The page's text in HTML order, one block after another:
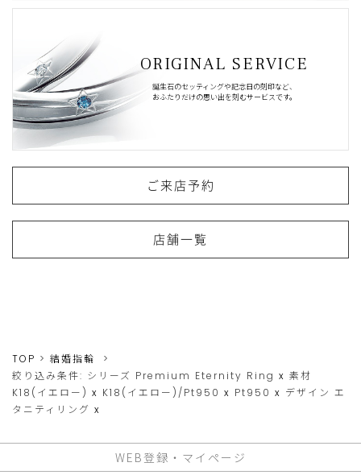
ORIGINAL SERVICE
誕生石のセッティングや記念日の刻印など、
おふたりだけの思い出を刻むサービスです。
ご来店予約
店舗一覧
TOP
結婚指輪
絞り込み条件: シリーズ Premium Eternity Ring x 素材
K18(イエロー) x K18(イエロー)/Pt950 x Pt950 x デザイン エ
タニティリング x
WEB登録・マイページ